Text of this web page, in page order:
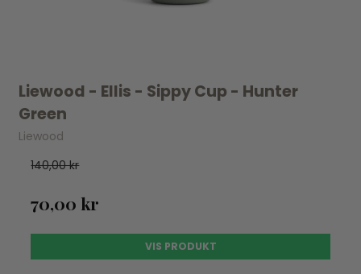
Liewood - Ellis - Sippy Cup - Hunter
Green
Liewood
140,00 kr
70,00 kr
VIS PRODUKT